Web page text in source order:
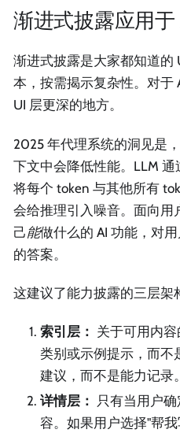
渐进式披露应用于
渐进式披露是大家都知道的
本，按需揭示复杂性。对于
UI 层更深的地方。
2025 年代理系统的洞见是
下文中会降低性能。LLM 通
将每个 token 与其他所有
会给推理引入噪音。面向用
己能做什么的 AI 功能，对
的答案。
这建议了能力披露的三层架
索引层： 关于可用内
类别或示例提示，而不
建议，而不是能力记录。
详情层： 只有当用户
容。如果用户选择"帮